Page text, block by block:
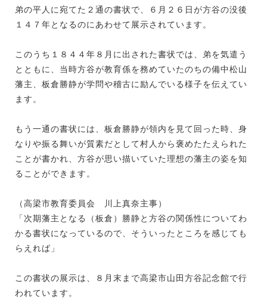
弟の平人に宛てた２通の書状で、６月２６日が方谷の没後
１４７年となるのにあわせて展示されています。
このうち１８４４年８月に出された書状では、弟を気遣う
とともに、当時方谷が教育係を務めていたのちの備中松山
藩主、板倉勝静が学問や稽古に励んでいる様子を伝えてい
ます。
もう一通の書状には、板倉勝静が領内を見て回った時、身
なりや振る舞いが質素だとして村人から褒めたたえられた
ことが書かれ、方谷が思い描いていた理想の藩主の姿を知
ることができます。
（高梁市教育委員会 川上真奈主事）
「次期藩主となる（板倉）勝静と方谷の関係性についてわ
かる書状になっているので、そういったところを感じても
らえれば」
この書状の展示は、８月末まで高梁市山田方谷記念館で行
われています。